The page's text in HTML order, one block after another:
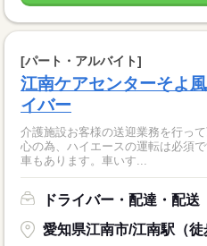
[パート・アルバイト]
江南ケアセンターそよ
イバー
介護施設お客様の送迎業務を行っ
心の為、ハイエースの運転は必須
車もあります。車いす...
ドライバー・配達・配送
愛知県江南市/江南駅（徒